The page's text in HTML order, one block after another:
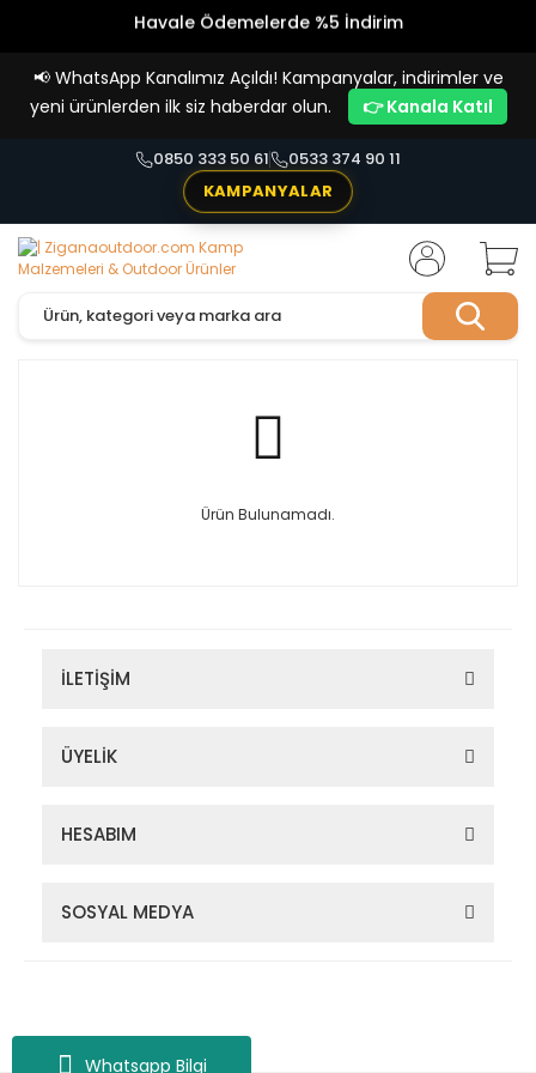
Whatsapp Bilgi
Havale Ödemelerde %5 İndirim
📢 WhatsApp Kanalımız Açıldı! Kampanyalar, indirimler ve
yeni ürünlerden ilk siz haberdar olun.
👉 Kanala Katıl
0850 333 50 61
0533 374 90 11
KAMPANYALAR
Ürün Bulunamadı.
İLETİŞİM
ÜYELİK
HESABIM
SOSYAL MEDYA